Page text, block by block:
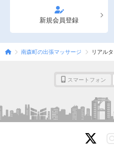
新規会員登録
南森町の出張マッサージ リアル
スマートフォン